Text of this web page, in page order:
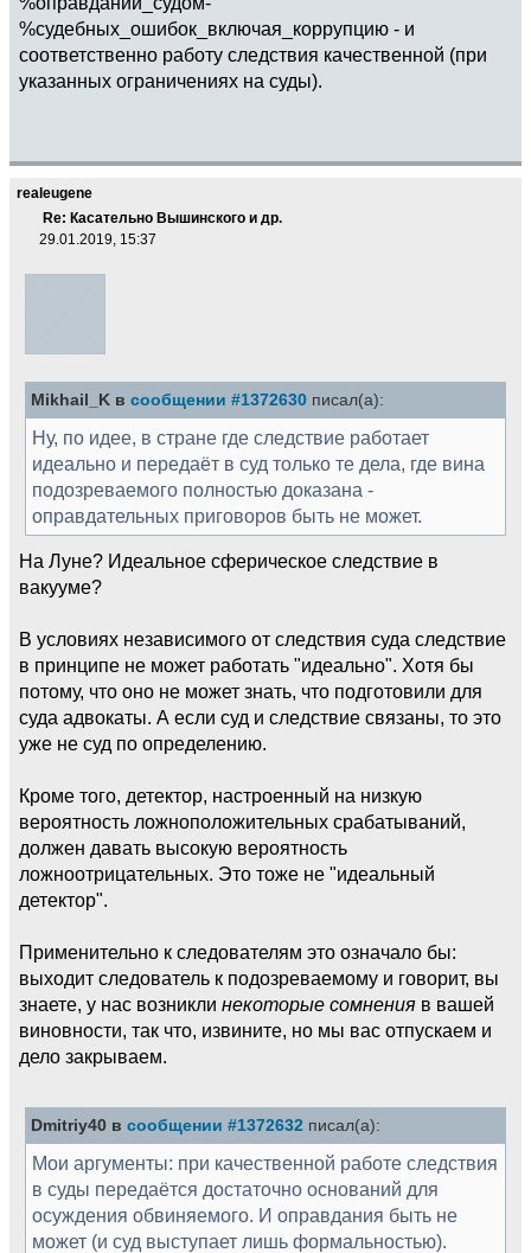
%судебных_ошибок_включая_коррупцию - и
соответственно работу следствия качественной (при
указанных ограничениях на суды).
realeugene
Re: Касательно Вышинского и др.
29.01.2019, 15:37
Mikhail_K в сообщении #1372630 писал(а):
Ну, по идее, в стране где следствие работает
идеально и передаёт в суд только те дела, где вина
подозреваемого полностью доказана -
оправдательных приговоров быть не может.
На Луне? Идеальное сферическое следствие в
вакууме?
В условиях независимого от следствия суда следствие
в принципе не может работать "идеально". Хотя бы
потому, что оно не может знать, что подготовили для
суда адвокаты. А если суд и следствие связаны, то это
уже не суд по определению.
Кроме того, детектор, настроенный на низкую
вероятность ложноположительных срабатываний,
должен давать высокую вероятность
ложноотрицательных. Это тоже не "идеальный
детектор".
Применительно к следователям это означало бы:
выходит следователь к подозреваемому и говорит, вы
знаете, у нас возникли некоторые сомнения в вашей
виновности, так что, извините, но мы вас отпускаем и
дело закрываем.
Dmitriy40 в сообщении #1372632 писал(а):
Мои аргументы: при качественной работе следствия
в суды передаётся достаточно оснований для
осуждения обвиняемого. И оправдания быть не
может (и суд выступает лишь формальностью).